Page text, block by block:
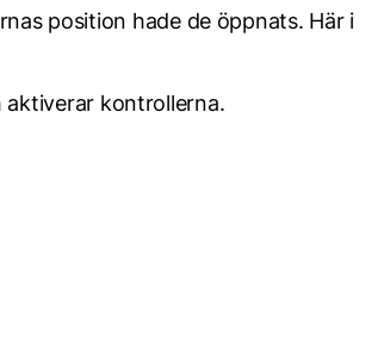
position hade de öppnats. Här i
aktiverar kontrollerna.